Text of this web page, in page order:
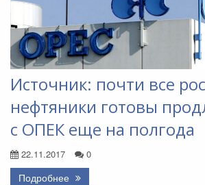
Источник: почти все
нефтяники готовы
с ОПЕК еще на полгода
22.11.2017 0
Подробнее